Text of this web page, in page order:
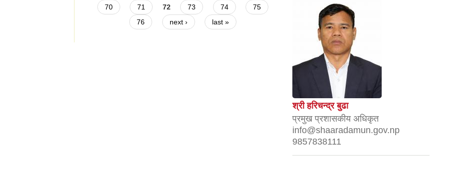
70
71 72 73 74
75
76
next › last »
श्री हरिचन्द्र बुढा
प्रमुख प्रशासकीय अधिकृत
info@shaaradamun.gov.np
9857838111